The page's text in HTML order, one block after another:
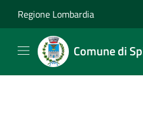
Regione Lombardia
Comune di